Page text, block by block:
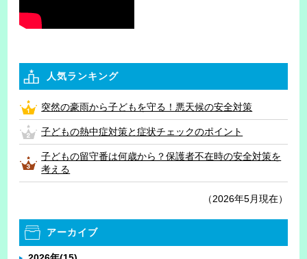
人気ランキング
突然の豪雨から子どもを守る！悪天候の安全対策
子どもの熱中症対策と症状チェックのポイント
子どもの留守番は何歳から？保護者不在時の安全対策を
考える
（2026年5月現在）
アーカイブ